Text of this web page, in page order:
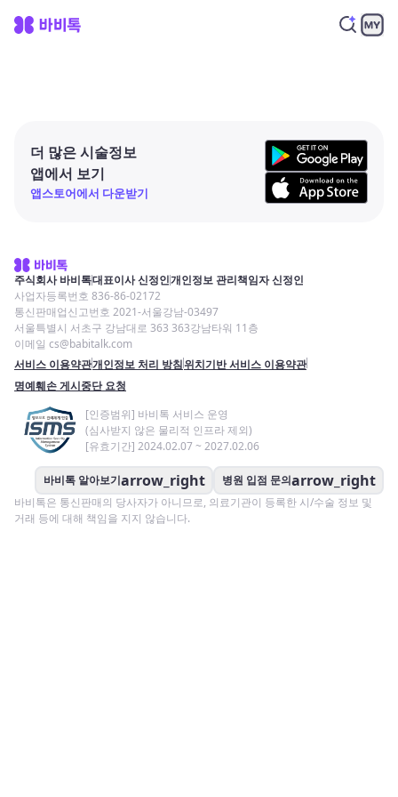
더 많은 시술정보
앱에서 보기
앱스토어에서 다운받기
주식회사 바비톡대표이사 신정인개인정보 관리책임자 신정인
사업자등록번호 836-86-02172
통신판매업신고번호 2021-서울강남-03497
서울특별시 서초구 강남대로 363 363강남타워 11층
이메일 cs@babitalk.com
서비스 이용약관개인정보 처리 방침위치기반 서비스 이용약관
명예훼손 게시중단 요청
[인증범위] 바비톡 서비스 운영
(심사받지 않은 물리적 인프라 제외)
[유효기간] 2024.02.07 ~ 2027.02.06
바비톡 알아보기arrow_right 병원 입점 문의arrow_right
바비톡은 통신판매의 당사자가 아니므로, 의료기관이 등록한 시/수술 정보 및
거래 등에 대해 책임을 지지 않습니다.